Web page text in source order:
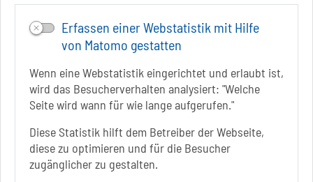
Erfassen einer Webstatistik mit Hilfe
von Matomo gestatten
Wenn eine Webstatistik eingerichtet und erlaubt ist,
wird das Besucherverhalten analysiert: "Welche
Seite wird wann für wie lange aufgerufen."
Diese Statistik hilft dem Betreiber der Webseite,
diese zu optimieren und für die Besucher
zugänglicher zu gestalten.
FACEBOOK
INSTAGRAM
Sie befinden sich hier Startseite
informiert
Veranstaltungen